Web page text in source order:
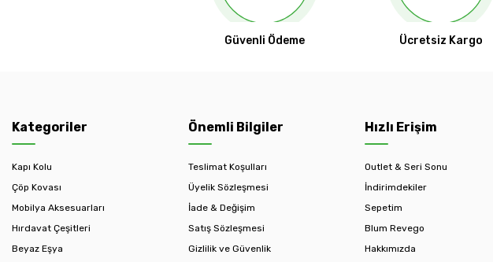
Güvenli Ödeme Ücretsiz Kargo
Kategoriler
Kapı Kolu
Çöp Kovası
Mobilya Aksesuarları
Hırdavat Çeşitleri
Beyaz Eşya
Önemli Bilgiler
Teslimat Koşulları
Üyelik Sözleşmesi
İade & Değişim
Satış Sözleşmesi
Gizlilik ve Güvenlik
Hızlı Erişim
Outlet & Seri Sonu
İndirimdekiler
Sepetim
Blum Revego
Hakkımızda